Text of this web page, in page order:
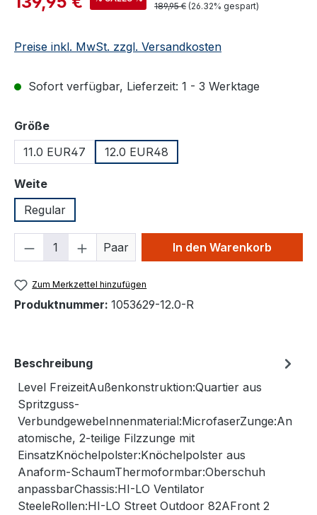
Regulärer Preis:
189,95 € (26.32% gespart)
Preise inkl. MwSt. zzgl. Versandkosten
Sofort verfügbar, Lieferzeit: 1 - 3 Werktage
Größeauswählen
11.0 EUR47
12.0 EUR48
Weiteauswählen
Regular
Produkt Anzahl: Gib den
Paar In den Warenkorb
Zum Merkzettel hinzufügen
Produktnummer: 1053629-12.0-R
Beschreibung
Level FreizeitAußenkonstruktion:Quartier aus
Spritzguss-
VerbundgewebeInnenmaterial:MicrofaserZunge:An
atomische, 2-teilige Filzzunge mit
EinsatzKnöchelpolster:Knöchelpolster aus
Anaform-SchaumThermoformbar:Oberschuh
anpassbarChassis:HI-LO Ventilator
SteeleRollen:HI-LO Street Outdoor 82AFront 2